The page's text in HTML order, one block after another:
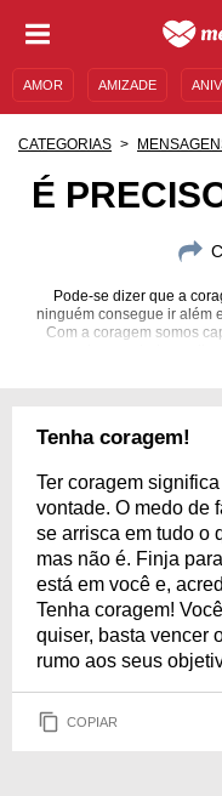
AMOR AMIZADE
UNIVERSO FEMININO
CATEGORIAS
É
Pode-se dizer que a
ninguém consegue ir além
Com a coragem somos
alcançar tudo aquilo
Tenha coragem!
Ter coragem
vontade. O medo de
se arrisca em tudo o
mas não é. Finja
está em você e,
Tenha coragem!
quiser, basta vencer
rumo aos seus
COPIAR